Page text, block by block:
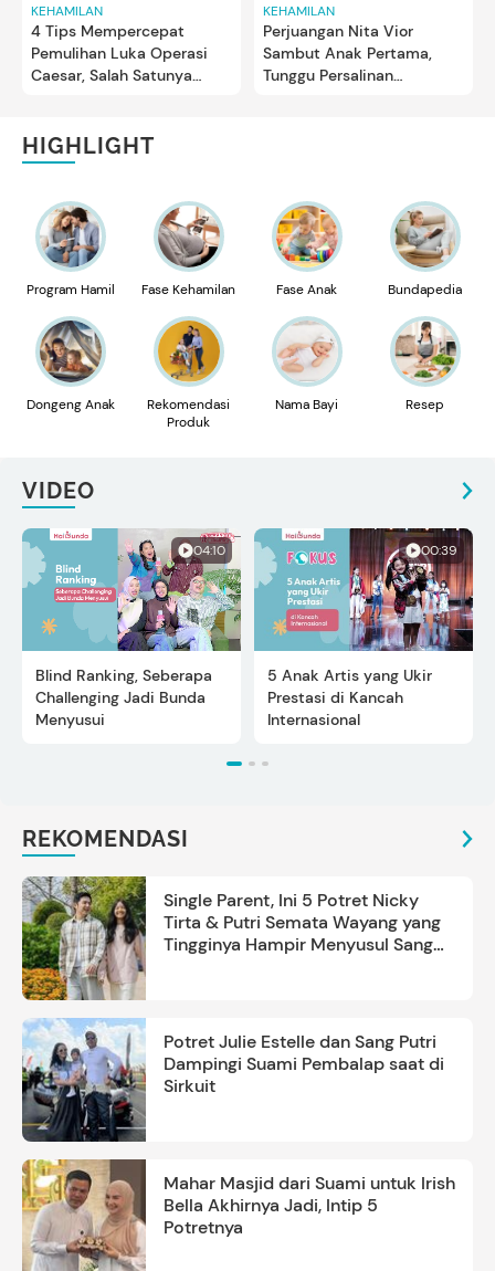
KEHAMILAN
4 Tips Mempercepat
Pemulihan Luka Operasi
Caesar, Salah Satunya
KEHAMILAN
Perjuangan Nita Vior
Sambut Anak Pertama,
Tunggu Persalinan
HIGHLIGHT
Program Hamil Fase Kehamilan Fase Anak Bundapedia
Dongeng Anak
Rekomendasi
Produk
Nama Bayi Resep
VIDEO
04:10
Blind Ranking, Seberapa
Challenging Jadi Bunda
Menyusui
00:39
5 Anak Artis yang Ukir
Prestasi di Kancah
Internasional
REKOMENDASI
Single Parent, Ini 5 Potret Nicky
Tirta & Putri Semata Wayang yang
Tingginya Hampir Menyusul Sang
Potret Julie Estelle dan Sang Putri
Dampingi Suami Pembalap saat di
Sirkuit
Mahar Masjid dari Suami untuk Irish
Bella Akhirnya Jadi, Intip 5
Potretnya